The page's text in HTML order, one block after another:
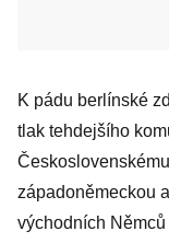
K pádu berlínské
tlak tehdejšího
západoněmeckou
východních